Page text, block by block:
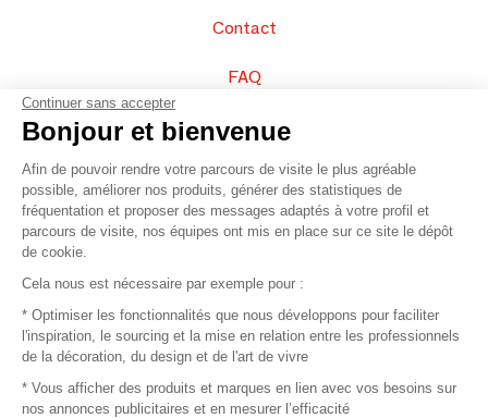
Contact
FAQ
Vendez vos produits
Plan du site
© 2016 –Organisation SAFI
Recrutement
Continuer sans accepter
Bonjour et bienvenue
Afin de pouvoir rendre votre parcours de visite le plus agréable
possible, améliorer nos produits, générer des statistiques de
fréquentation et proposer des messages adaptés à votre profil et
parcours de visite, nos équipes ont mis en place sur ce site le dépôt
de cookie.
Cela nous est nécessaire par exemple pour :
* Optimiser les fonctionnalités que nous développons pour faciliter
l'inspiration, le sourcing et la mise en relation entre les professionnels
de la décoration, du design et de l'art de vivre
* Vous afficher des produits et marques en lien avec vos besoins sur
nos annonces publicitaires et en mesurer l’efficacité